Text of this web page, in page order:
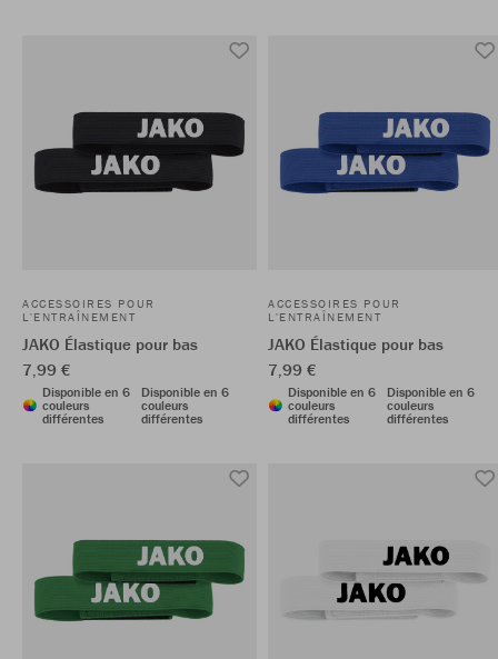
ACCESSOIRES POUR
L'ENTRAÎNEMENT
JAKO Élastique pour bas
7,99 €
Disponible en 6
couleurs
différentes
Disponible en 6
couleurs
différentes
ACCESSOIRES POUR
L'ENTRAÎNEMENT
JAKO Élastique pour bas
7,99 €
Disponible en 6
couleurs
différentes
Disponible en 6
couleurs
différentes